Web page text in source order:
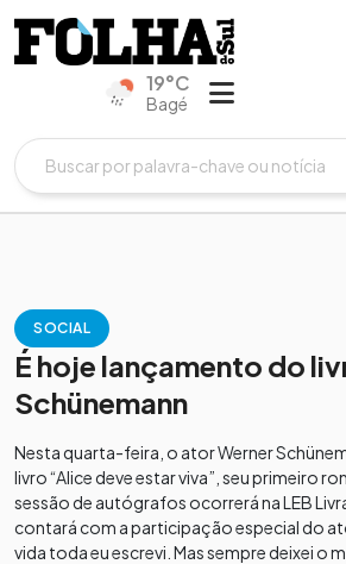
19°C
Bagé
SOCIAL
É hoje lançamento do
Schünemann
Nesta quarta-feira, o ator Werner
livro “Alice deve estar viva”, seu primeiro
sessão de autógrafos ocorrerá na LEB
contará com a participação especial do
vida toda eu escrevi. Mas sempre deixei o